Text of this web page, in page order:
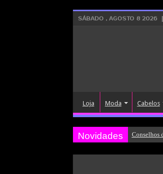
SÁBADO , AGOSTO 8 2026
Loja Moda Cabelos
Novidades Conselhos